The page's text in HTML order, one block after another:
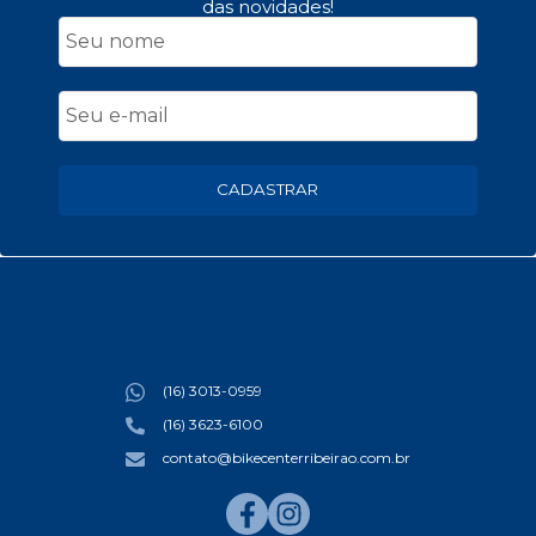
das novidades!
CADASTRAR
(16) 3013-0959
(16) 3623-6100
contato@bikecenterribeirao.com.br